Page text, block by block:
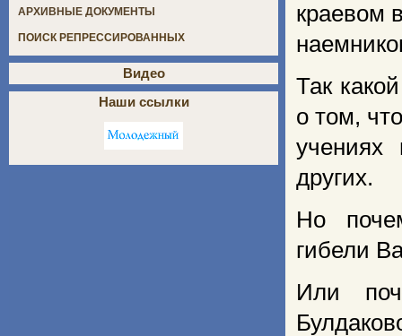
краевом
Так
о том,
учениях
других.
Но
гибели
Или
АРХИВНЫЕ ДОКУМЕНТЫ
ПОИСК РЕПРЕССИРОВАННЫХ
Видео
Наши ссылки